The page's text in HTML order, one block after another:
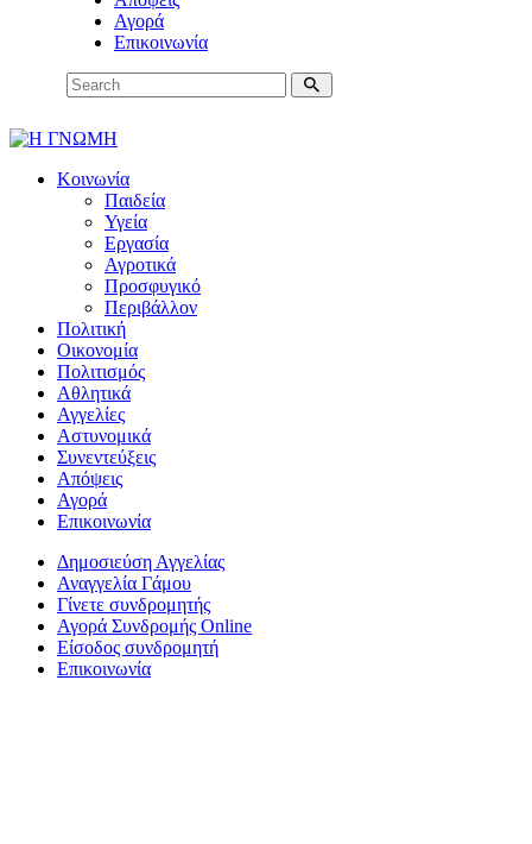
Αγορά
Επικοινωνία
Κοινωνία
Παιδεία
Υγεία
Εργασία
Αγροτικά
Προσφυγικό
Περιβάλλον
Πολιτική
Οικονομία
Πολιτισμός
Αθλητικά
Αγγελίες
Αστυνομικά
Συνεντεύξεις
Απόψεις
Αγορά
Επικοινωνία
Δημοσιεύση Αγγελίας
Αναγγελία Γάμου
Γίνετε συνδρομητής
Αγορά Συνδρομής Online
Είσοδος συνδρομητή
Επικοινωνία